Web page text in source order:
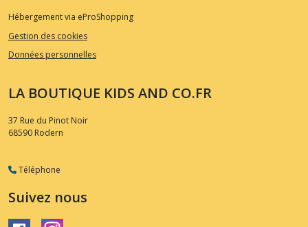
Hébergement via eProShopping
Gestion des cookies
Données personnelles
LA BOUTIQUE KIDS AND CO.FR
37 Rue du Pinot Noir
68590 Rodern
Téléphone
Suivez nous